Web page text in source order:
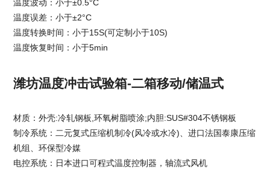
温度波动：小于±0.5°C
温度误差：小于±2°C
温度转换时间：小于15S(可定制小于10S)
温度恢复时间：小于5min
潍坊温度冲击试验箱-二箱移动/储温式
材质：外壳:冷轧钢板,环氧树脂喷涂;内胆:SUS#304不锈钢板
制冷系统：二元复式压缩机制冷(风冷或水冷)、进口法国泰康压缩
机组、环保型冷媒
电控系统：日本进口可程式温度控制器，轴流式风机